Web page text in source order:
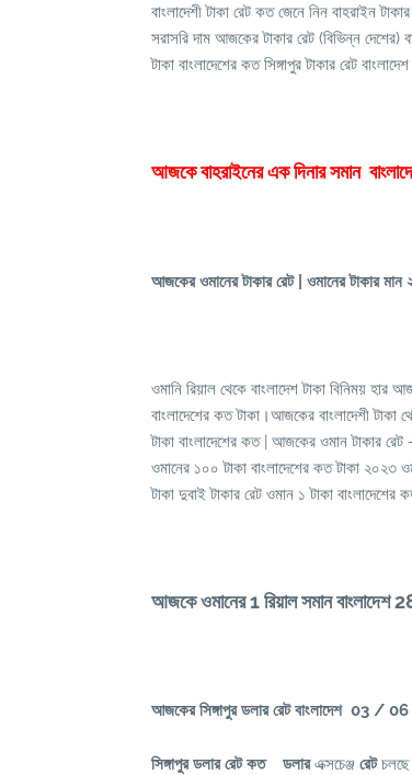
বাংলাদেশী টাকা রেট কত জেনে নিন বাহরাইন
সরাসরি দাম আজকের টাকার রেট (বিভিন্ন দেশের)
টাকা বাংলাদেশের কত সিঙ্গাপুর টাকার রেট
আজকে বাহরাইনের এক দিনার সমান
আজকের ওমানের টাকার রেট | ওমানের টাকার মান
ওমানি রিয়াল থেকে বাংলাদেশ টাকা বিনিময়
বাংলাদেশের কত টাকা।আজকের বাংলাদেশী টাকা
টাকা বাংলাদেশের কত | আজকের ওমান টাকার রেট
ওমানের ১০০ টাকা বাংলাদেশের কত টাকা ২০২৩
টাকা দুবাই টাকার রেট ওমান ১ টাকা বাংলাদেশের
আজকে ওমানের 1 রিয়াল সমান বাংলাদেশ
আজকের সিঙ্গাপুর ডলার রেট বাংলাদেশ 03 /
সিঙ্গাপুর ডলার রেট কত ডলারএক্সচেঞ্জ রেটচলছে